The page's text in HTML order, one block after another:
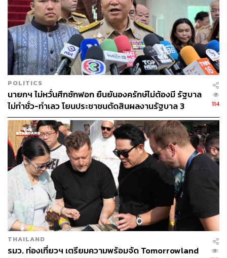
POLITICS
นายกฯ ไม่หวั่นศึกซักฟอก ยืนยันองครักษ์ไม่ต้องมี รัฐบาล
ไม่ทำชั่ว-ทำเลว โยนประชาชนตัดสินผลงานรัฐบาล 3
เดือน
114
THAILAND
รมว. ท่องเที่ยวฯ เตรียมความพร้อมจัด Tomorrowland